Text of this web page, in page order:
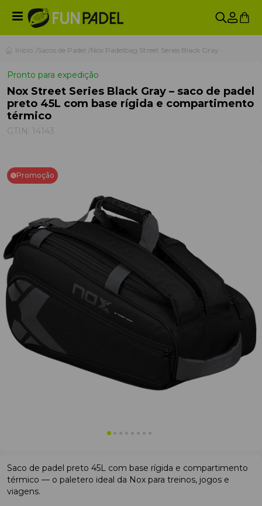
Início Sacos de Padel Nox Padelbag Street Series Black Gray
Pronto para expedição
Nox Street Series Black Gray – saco de padel
preto 45L com base rígida e compartimento
térmico
GTIN: 14143
Promoção
Saco de padel preto 45L com base rígida e compartimento
térmico — o paletero ideal da Nox para treinos, jogos e
viagens.